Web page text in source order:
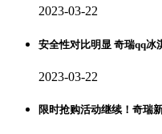
2023-03-22
安全性对比明显 奇瑞qq冰
2023-03-22
限时抢购活动继续！奇瑞